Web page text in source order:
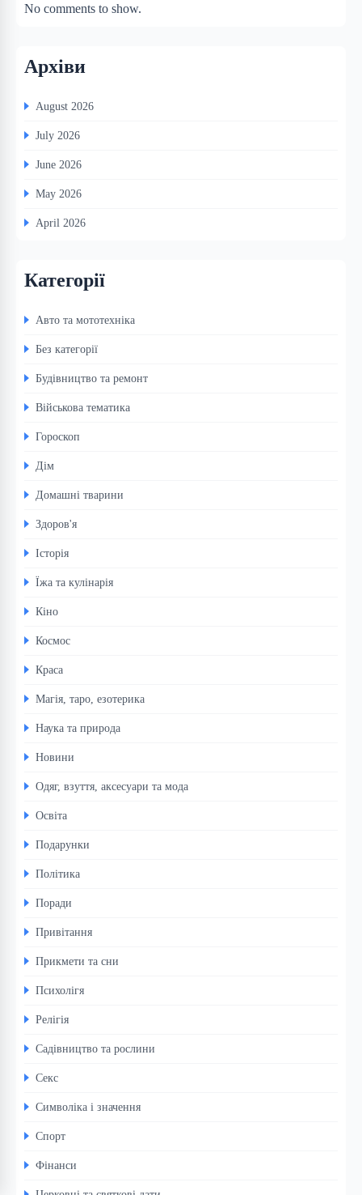
No comments to show.
Архіви
August 2026
July 2026
June 2026
May 2026
April 2026
Категорії
Авто та мототехніка
Без категорії
Будівництво та ремонт
Військова тематика
Гороскоп
Дім
Домашні тварини
Здоров'я
Історія
Їжа та кулінарія
Кіно
Космос
Краса
Магія, таро, езотерика
Наука та природа
Новини
Одяг, взуття, аксесуари та мода
Освіта
Подарунки
Політика
Поради
Привітання
Прикмети та сни
Психолігя
Релігія
Садівництво та рослини
Секс
Символіка і значення
Спорт
Фінанси